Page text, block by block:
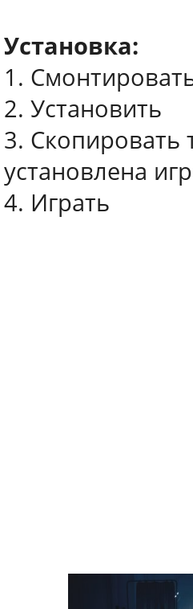
Установка:
1.
2. Установить
3. Скопировать
установлена
4. Играть